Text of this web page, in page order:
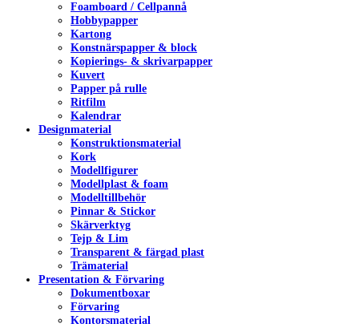
Foamboard / Cellpannå
Hobbypapper
Kartong
Konstnärspapper & block
Kopierings- & skrivarpapper
Kuvert
Papper på rulle
Ritfilm
Kalendrar
Designmaterial
Konstruktionsmaterial
Kork
Modellfigurer
Modellplast & foam
Modelltillbehör
Pinnar & Stickor
Skärverktyg
Tejp & Lim
Transparent & färgad plast
Trämaterial
Presentation & Förvaring
Dokumentboxar
Förvaring
Kontorsmaterial